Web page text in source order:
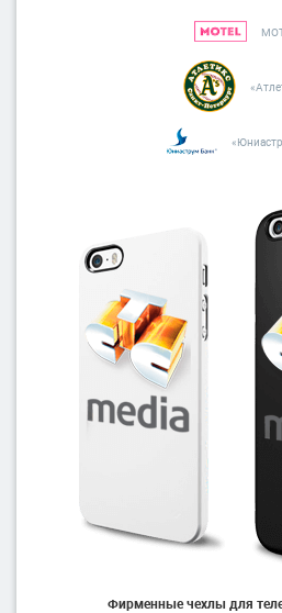
Заявка на
Заказать в
3D Сублимация
Подойдет: чехлы любого цвета и из
Фирменные чехлы для